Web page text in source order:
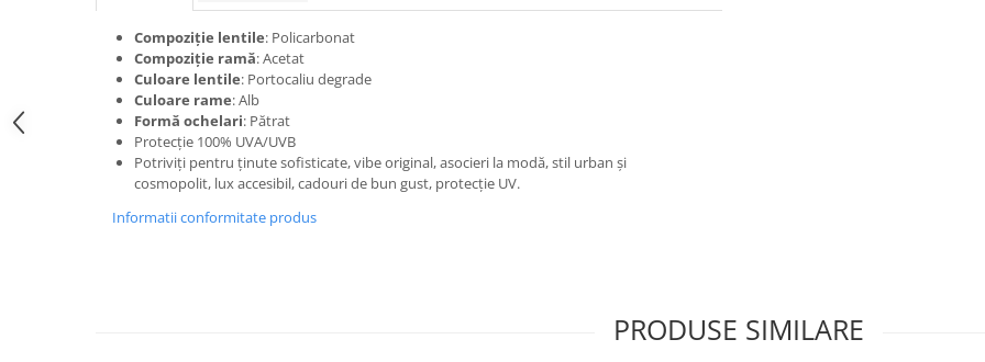
Compoziție lentile: Policarbonat
Compoziție ramă: Acetat
Culoare lentile: Portocaliu degrade
Culoare rame: Alb
Formă ochelari: Pătrat
Protecție 100% UVA/UVB
Potriviți pentru ținute sofisticate, vibe original, asocieri la modă, stil urban și
cosmopolit, lux accesibil, cadouri de bun gust, protecție UV.
Informatii conformitate produs
PRODUSE SIMILARE